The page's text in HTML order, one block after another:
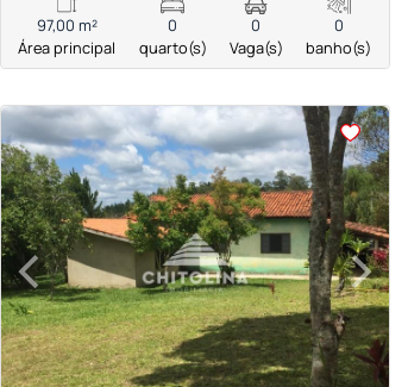
97,00 m²
Área principal
0
quarto(s)
0
Vaga(s)
0
banho(s)
<<<<
‹Previous ›
Next